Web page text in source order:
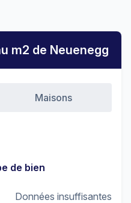
m2 de Neuenegg
Maisons
de bien
Données insuffisantes